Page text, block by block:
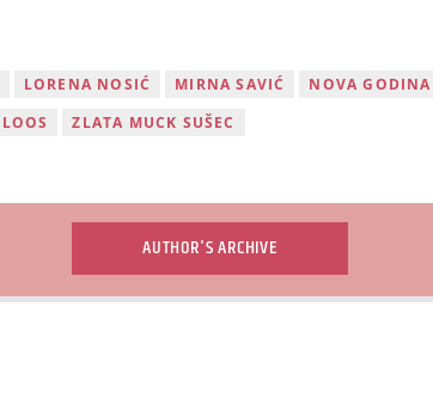
LORENA NOSIĆ MIRNA SAVIĆ
NOVA GODINA